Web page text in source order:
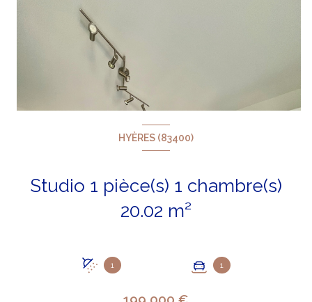
HYÈRES (83400)
Studio 1 pièce(s) 1 chambre(s)
20.02 m²
1 1